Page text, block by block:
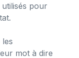
pour
mot à dire